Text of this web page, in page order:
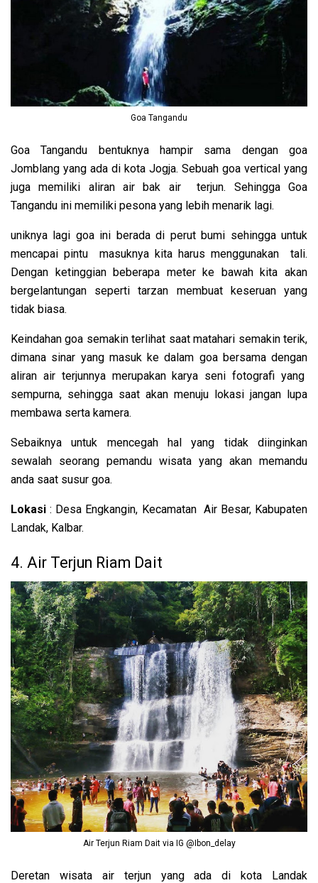
Goa Tangandu
Goa Tangandu bentuknya hampir sama dengan goa
Jomblang yang ada di kota Jogja. Sebuah goa vertical yang
juga memiliki aliran air bak air terjun. Sehingga Goa
Tangandu ini memiliki pesona yang lebih menarik lagi.
uniknya lagi goa ini berada di perut bumi sehingga untuk
mencapai pintu masuknya kita harus menggunakan tali.
Dengan ketinggian beberapa meter ke bawah kita akan
bergelantungan seperti tarzan membuat keseruan yang
tidak biasa.
Keindahan goa semakin terlihat saat matahari semakin terik,
dimana sinar yang masuk ke dalam goa bersama dengan
aliran air terjunnya merupakan karya seni fotografi yang
sempurna, sehingga saat akan menuju lokasi jangan lupa
membawa serta kamera.
Sebaiknya untuk mencegah hal yang tidak diinginkan
sewalah seorang pemandu wisata yang akan memandu
anda saat susur goa.
Lokasi : Desa Engkangin, Kecamatan Air Besar, Kabupaten
Landak, Kalbar.
4. Air Terjun Riam Dait
Air Terjun Riam Dait via IG @Ibon_delay
Deretan wisata air terjun yang ada di kota Landak